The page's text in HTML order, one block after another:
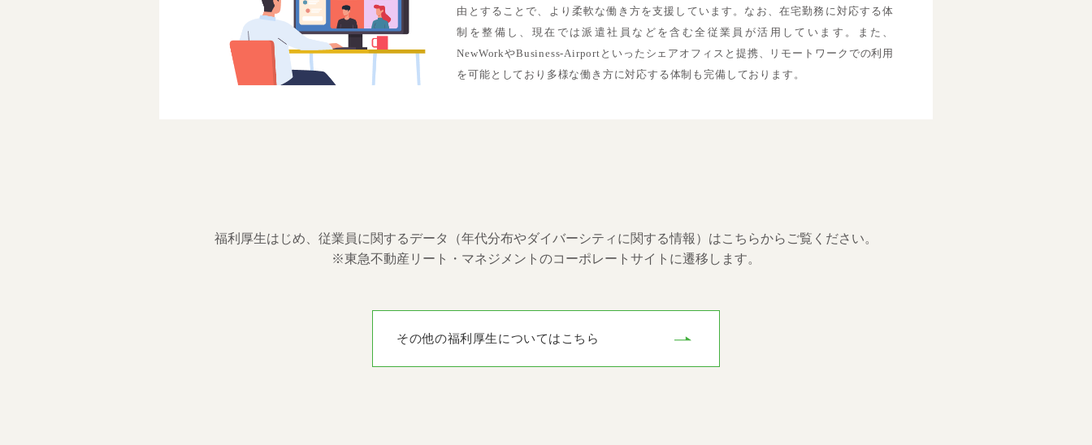
由とすることで、より柔軟な働き方を支援しています。なお、在宅勤務に対応する体
制を整備し、現在では派遣社員などを含む全従業員が活用しています。また、
NewWorkやBusiness-Airportといったシェアオフィスと提携、リモートワークでの利用
を可能としており多様な働き方に対応する体制も完備しております。
福利厚生はじめ、従業員に関するデータ （年代分布やダイバーシティに関する情報）はこちらからご覧ください。
※東急不動産リート・マネジメントのコーポレートサイトに遷移します。
その他の福利厚生についてはこちら